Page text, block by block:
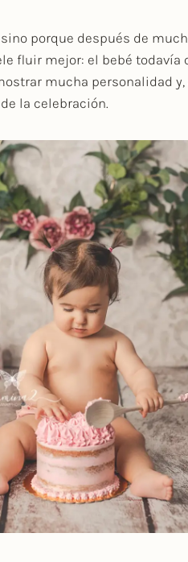
porque después de
fluir mejor: el bebé todavía
mucha personalidad
la celebración.